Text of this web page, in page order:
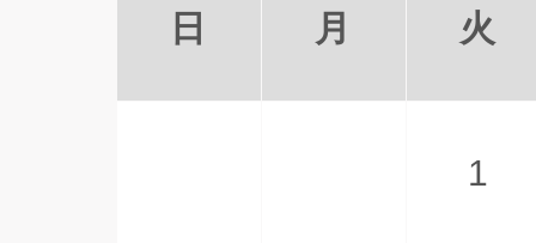
日 月 火
1